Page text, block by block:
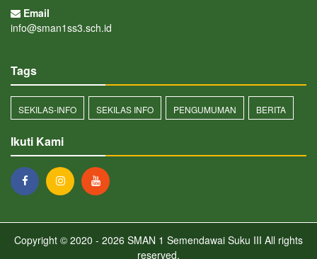
Email
info@sman1ss3.sch.id
Tags
SEKILAS-INFO SEKILAS INFO PENGUMUMAN BERITA
Ikuti Kami
Copyright © 2020 - 2026 SMAN 1 Semendawai Suku III All rights
reserved.